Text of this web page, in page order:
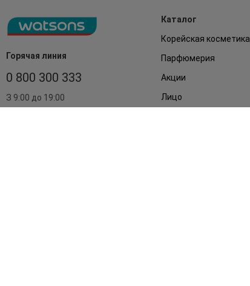
Горячая линия
0 800 300 333
З 9:00 до 19:00
Каталог
Корейская косметика
Парфюмерия
Акции
Лицо